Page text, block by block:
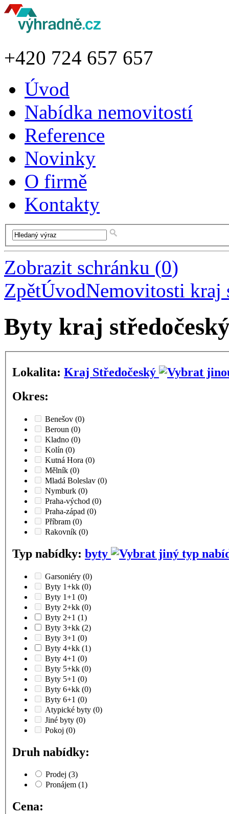
+420 724 657 657
Úvod
Nabídka nemovitostí
Reference
Novinky
O firmě
Kontakty
Zobrazit schránku (0)
ZpětÚvodNemovitosti kraj
Byty kraj
Lokalita:
Kraj Středočeský
Okres:
Benešov (0)
Beroun (0)
Kladno (0)
Kolín (0)
Kutná Hora (0)
Mělník (0)
Mladá Boleslav (0)
Nymburk (0)
Praha-východ (0)
Praha-západ (0)
Příbram (0)
Rakovník (0)
Typ nabídky: byty
Garsoniéry (0)
Byty 1+kk (0)
Byty 1+1 (0)
Byty 2+kk (0)
Byty 2+1 (1)
Byty 3+kk (2)
Byty 3+1 (0)
Byty 4+kk (1)
Byty 4+1 (0)
Byty 5+kk (0)
Byty 5+1 (0)
Byty 6+kk (0)
Byty 6+1 (0)
Atypické byty (0)
Jiné byty (0)
Pokoj (0)
Druh nabídky:
Prodej (3)
Pronájem (1)
Cena: